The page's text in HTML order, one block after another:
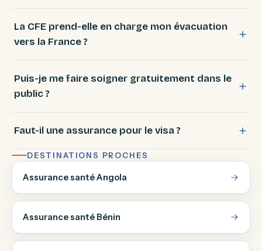
La CFE prend-elle en charge mon évacuation
vers la France ?
Puis-je me faire soigner gratuitement dans le
public ?
Faut-il une assurance pour le visa ?
DESTINATIONS PROCHES
Assurance santé Angola
Assurance santé Bénin